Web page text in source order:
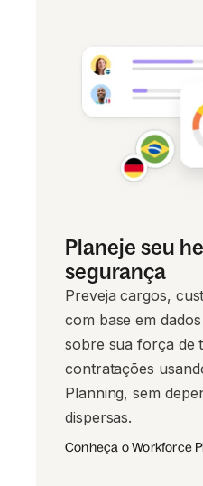
Planeje seu
segurança
Preveja cargos,
com base em
sobre sua força de
contratações
Planning, sem
dispersas.
Conheça o Workforce